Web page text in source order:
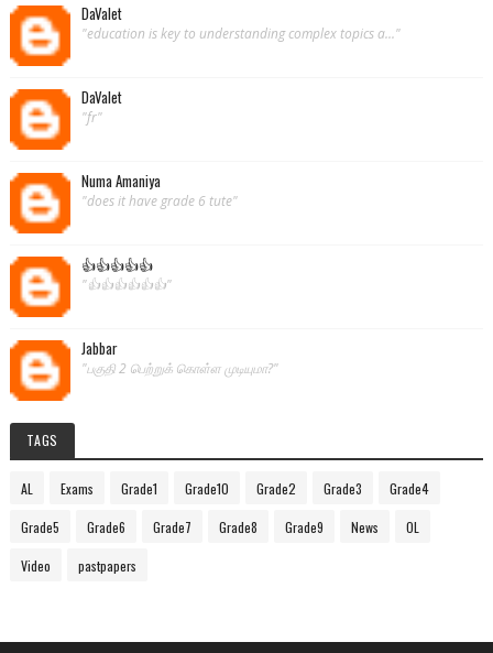
DaValet
"education is key to understanding complex topics a..."
DaValet
"fr"
Numa Amaniya
"does it have grade 6 tute"
👍👍👍👍👍
"👍👍👍👍👍👍"
Jabbar
"பகுதி 2 பெற்றுக் கொள்ள முடியுமா?"
TAGS
AL Exams Grade1 Grade10 Grade2 Grade3 Grade4
Grade5 Grade6 Grade7 Grade8 Grade9 News OL
Video pastpapers